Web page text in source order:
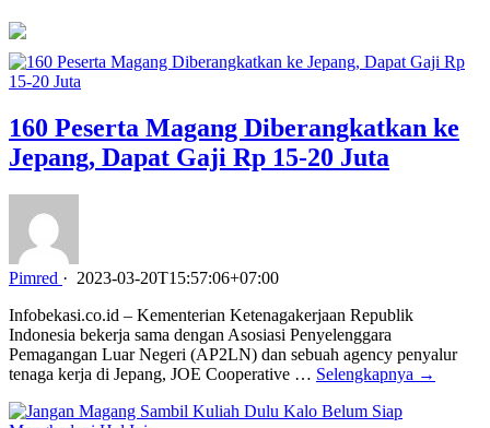
160 Peserta Magang Diberangkatkan ke
Jepang, Dapat Gaji Rp 15-20 Juta
Pimred · 2023-03-20T15:57:06+07:00
Infobekasi.co.id – Kementerian Ketenagakerjaan Republik
Indonesia bekerja sama dengan Asosiasi Penyelenggara
Pemagangan Luar Negeri (AP2LN) dan sebuah agency penyalur
tenaga kerja di Jepang, JOE Cooperative … Selengkapnya →